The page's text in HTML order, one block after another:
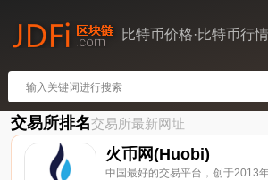
比特币价格·比特币行情
交易所排名交易所最新网址
火币网(Huobi)
中国最好的交易平台，创于2013